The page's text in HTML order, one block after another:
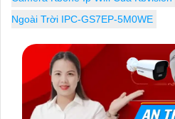
Ngoài Trời IPC-GS7EP-5M0WE